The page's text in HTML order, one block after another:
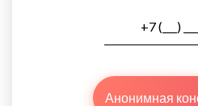
Анонимная